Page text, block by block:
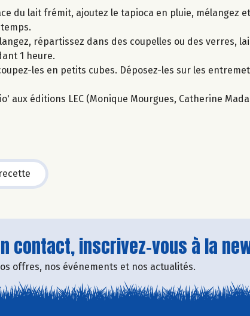
du lait frémit, ajoutez le tapioca en pluie, mélangez
répartissez dans des coupelles ou des verres,
1 heure.
les en petits cubes. Déposez-les sur les
aux éditions LEC (Monique Mourgues, Catherine
contact, inscrivez-vous à la
offres, nos événements et nos actualités.